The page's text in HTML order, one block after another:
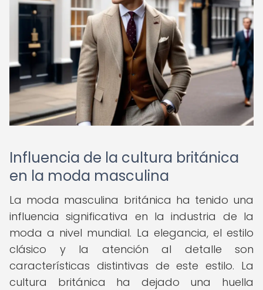
Influencia de la cultura británica
en la moda masculina
La moda masculina británica ha tenido una
influencia significativa en la industria de la
moda a nivel mundial. La elegancia, el estilo
clásico y la atención al detalle son
características distintivas de este estilo. La
cultura británica ha dejado una huella